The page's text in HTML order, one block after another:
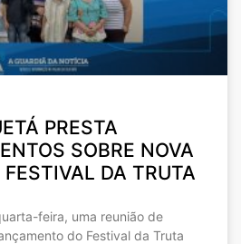
PRESTA
SOBRE NOVA
FESTIVAL DA TRUTA
feira, uma reunião de
do Festival da Truta